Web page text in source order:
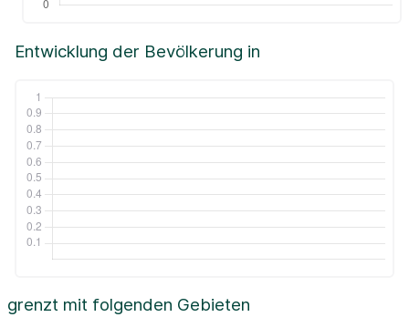
Entwicklung der Bevölkerung in
grenzt mit folgenden Gebieten